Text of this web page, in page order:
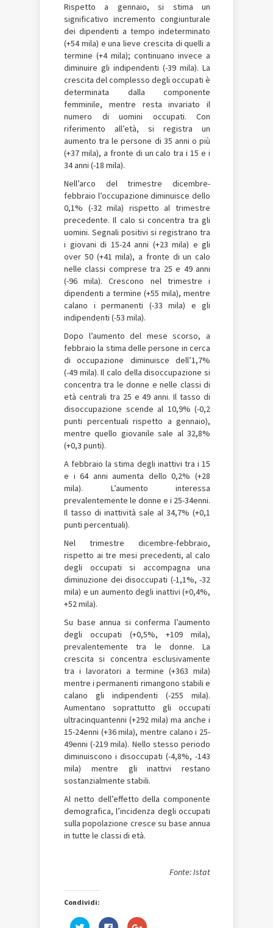
Rispetto a gennaio, si stima un
significativo incremento congiunturale
dei dipendenti a tempo indeterminato
(+54 mila) e una lieve crescita di quelli a
termine (+4 mila); continuano invece a
diminuire gli indipendenti (-39 mila). La
crescita del complesso degli occupati è
determinata dalla componente
femminile, mentre resta invariato il
numero di uomini occupati. Con
riferimento all’età, si registra un
aumento tra le persone di 35 anni o più
(+37 mila), a fronte di un calo tra i 15 e i
34 anni (-18 mila).
Nell’arco del trimestre dicembre-
febbraio l’occupazione diminuisce dello
0,1% (-32 mila) rispetto al trimestre
precedente. Il calo si concentra tra gli
uomini. Segnali positivi si registrano tra
i giovani di 15-24 anni (+23 mila) e gli
over 50 (+41 mila), a fronte di un calo
nelle classi comprese tra 25 e 49 anni
(-96 mila). Crescono nel trimestre i
dipendenti a termine (+55 mila), mentre
calano i permanenti (-33 mila) e gli
indipendenti (-53 mila).
Dopo l’aumento del mese scorso, a
febbraio la stima delle persone in cerca
di occupazione diminuisce dell’1,7%
(-49 mila). Il calo della disoccupazione si
concentra tra le donne e nelle classi di
età centrali tra 25 e 49 anni. Il tasso di
disoccupazione scende al 10,9% (-0,2
punti percentuali rispetto a gennaio),
mentre quello giovanile sale al 32,8%
(+0,3 punti).
A febbraio la stima degli inattivi tra i 15
e i 64 anni aumenta dello 0,2% (+28
mila). L’aumento interessa
prevalentemente le donne e i 25-34enni.
Il tasso di inattività sale al 34,7% (+0,1
punti percentuali).
Nel trimestre dicembre-febbraio,
rispetto ai tre mesi precedenti, al calo
degli occupati si accompagna una
diminuzione dei disoccupati (-1,1%, -32
mila) e un aumento degli inattivi (+0,4%,
+52 mila).
Su base annua si conferma l’aumento
degli occupati (+0,5%, +109 mila),
prevalentemente tra le donne. La
crescita si concentra esclusivamente
tra i lavoratori a termine (+363 mila)
mentre i permanenti rimangono stabili e
calano gli indipendenti (-255 mila).
Aumentano soprattutto gli occupati
ultracinquantenni (+292 mila) ma anche i
15-24enni (+36 mila), mentre calano i 25-
49enni (-219 mila). Nello stesso periodo
diminuiscono i disoccupati (-4,8%, -143
mila) mentre gli inattivi restano
sostanzialmente stabili.
Al netto dell’effetto della componente
demografica, l’incidenza degli occupati
sulla popolazione cresce su base annua
in tutte le classi di età.
Fonte: Istat
Condividi:
Fai Fai Fai